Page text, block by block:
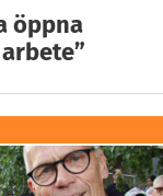
öppna